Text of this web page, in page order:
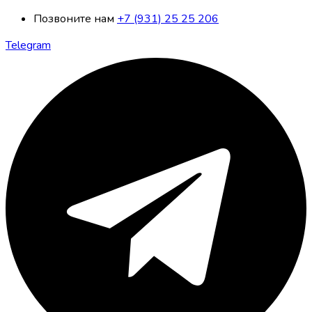
Позвоните нам +7 (931) 25 25 206
Telegram